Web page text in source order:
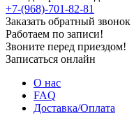
+7-(968)-701-82-81
Заказать обратный звонок
Работаем по записи!
Звоните перед приездом!
Записаться онлайн
О нас
FAQ
Доставка/Оплата